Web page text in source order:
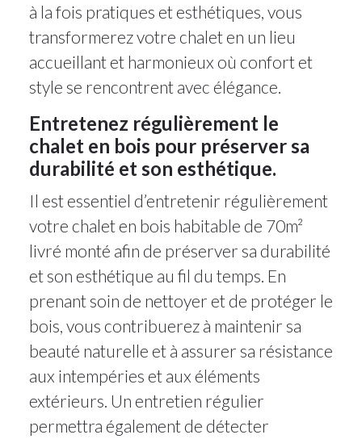
à la fois pratiques et esthétiques, vous
transformerez votre chalet en un lieu
accueillant et harmonieux où confort et
style se rencontrent avec élégance.
Entretenez régulièrement le
chalet en bois pour préserver sa
durabilité et son esthétique.
Il est essentiel d’entretenir régulièrement
votre chalet en bois habitable de 70m²
livré monté afin de préserver sa durabilité
et son esthétique au fil du temps. En
prenant soin de nettoyer et de protéger le
bois, vous contribuerez à maintenir sa
beauté naturelle et à assurer sa résistance
aux intempéries et aux éléments
extérieurs. Un entretien régulier
permettra également de détecter